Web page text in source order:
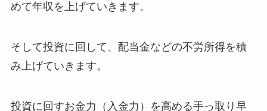
めて年収を上げていきます。
そして投資に回して、配当金などの不労所得を積
み上げていきます。
投資に回すお金力（入金力）を高める手っ取り早